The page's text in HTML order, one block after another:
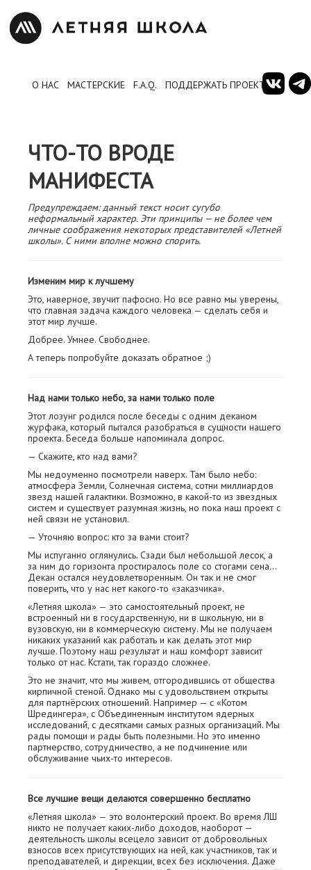
О НАС МАСТЕРСКИЕ F.A.Q. ПОДДЕРЖАТЬ ПРОЕКТ
ЧТО-ТО ВРОДЕ
МАНИФЕСТА
Предупреждаем: данный текст носит сугубо
неформальный характер. Эти принципы — не более чем
личные соображения некоторых представителей «Летней
школы». С ними вполне можно спорить.
Изменим мир к лучшему
Это, наверное, звучит пафосно. Но все равно мы уверены,
что главная задача каждого человека — сделать себя и
этот мир лучше.
Добрее. Умнее. Свободнее.
А теперь попробуйте доказать обратное ;)
Над нами только небо, за нами только поле
Этот лозунг родился после беседы с одним деканом
журфака, который пытался разобраться в сущности нашего
проекта. Беседа больше напоминала допрос.
— Скажите, кто над вами?
Мы недоуменно посмотрели наверх. Там было небо:
атмосфера Земли, Солнечная система, сотни миллиардов
звезд нашей галактики. Возможно, в какой-то из звездных
систем и существует разумная жизнь, но пока наш проект с
ней связи не установил.
— Уточняю вопрос: кто за вами стоит?
Мы испуганно оглянулись. Сзади был небольшой лесок, а
за ним до горизонта простиралось поле со стогами сена…
Декан остался неудовлетворенным. Он так и не смог
поверить, что у нас нет какого-то «заказчика».
«Летняя школа» — это самостоятельный проект, не
встроенный ни в государственную, ни в школьную, ни в
вузовскую, ни в коммерческую систему. Мы не получаем
никаких указаний как работать и как делать этот мир
лучше. Поэтому наш результат и наш комфорт зависит
только от нас. Кстати, так гораздо сложнее.
Это не значит, что мы живем, отгородившись от общества
кирпичной стеной. Однако мы с удовольствием открыты
для партнёрских отношений. Например — с «Котом
Шредингера», с Объединенным институтом ядерных
исследований, с десятками самых разных организаций. Мы
рады помощи и рады быть полезными. Но это именно
партнерство, сотрудничество, а не подчинение или
обслуживание чьих-то интересов.
Все лучшие вещи делаются совершенно бесплатно
«Летняя школа» — это волонтерский проект. Во время ЛШ
никто не получает каких-либо доходов, наоборот —
деятельность школы всецело зависит от добровольных
взносов всех присутствующих на ней, как участников, так и
преподавателей, и дирекции, всех без исключения. Даже